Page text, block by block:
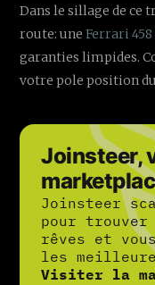
Dans le sillage de ce
route: uneFerrari
garanties limpides.
votre pole position
Joinsteer,
Joinsteer
pour trouver
rêves et
les
Visiter la